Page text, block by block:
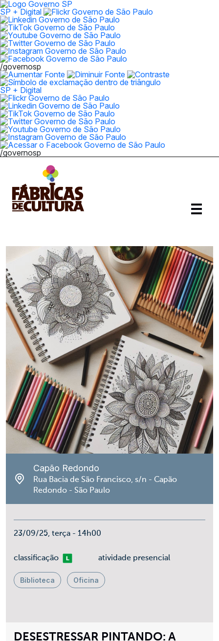
SP + Digital
/governosp
SP + Digital
/governosp
DESESTRESSAR PINTANDO: A
Capão Redondo
Rua Bacia de São Francisco, s/n - Capão
Redondo - São Paulo
23/09/25, terça - 14h00
classificaçãoLivre atividade presencial
Biblioteca Oficina